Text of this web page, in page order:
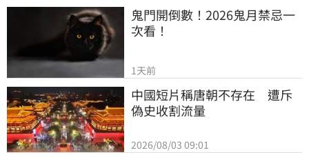
鬼門開倒數！2026鬼月禁忌一
次看！
1天前
中國短片稱唐朝不存在　遭斥
偽史收割流量
2026/08/03 09:01